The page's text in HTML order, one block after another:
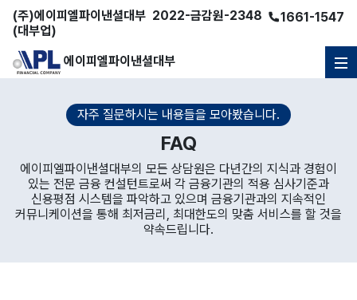
(주)에이피엘파이낸셜대부 2022-금감원-2348
(대부업)
1661-1547
에이피엘파이낸셜대부
자주 질문하시는 내용들을 모아봤습니다.
FAQ
에이피엘파이낸셜대부의 모든 상담원은 다년간의 지식과 경험이
있는 전문 금융 컨설턴트로써 각 금융기관의 적용 심사기준과
신용평점 시스템을 파악하고 있으며 금융기관과의 지속적인
커뮤니케이션을 통해 최저금리, 최대한도의 맞춤 서비스를 할 것을
약속드립니다.